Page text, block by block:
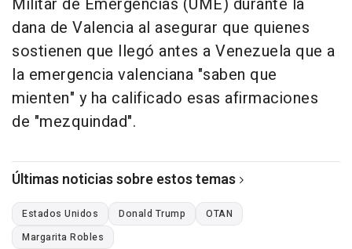
Militar de Emergencias (UME) durante la
dana de Valencia al asegurar que quienes
sostienen que llegó antes a Venezuela que a
la emergencia valenciana "saben que
mienten" y ha calificado esas afirmaciones
de "mezquindad".
Últimas noticias sobre estos temas
Estados Unidos Donald Trump
OTAN
Margarita Robles